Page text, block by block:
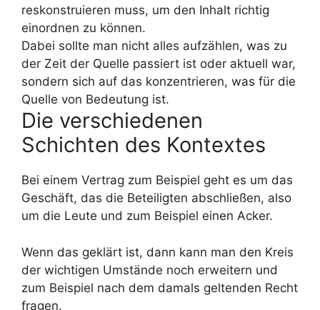
reskonstruieren muss, um den Inhalt richtig
einordnen zu können.
Dabei sollte man nicht alles aufzählen, was zu
der Zeit der Quelle passiert ist oder aktuell war,
sondern sich auf das konzentrieren, was für die
Quelle von Bedeutung ist.
Die verschiedenen
Schichten des Kontextes
Bei einem Vertrag zum Beispiel geht es um das
Geschäft, das die Beteiligten abschließen, also
um die Leute und zum Beispiel einen Acker.
Wenn das geklärt ist, dann kann man den Kreis
der wichtigen Umstände noch erweitern und
zum Beispiel nach dem damals geltenden Recht
fragen.